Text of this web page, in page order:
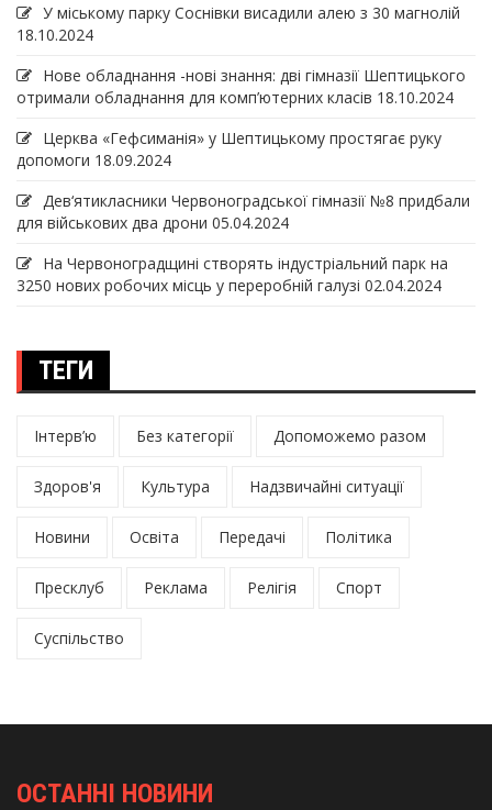
У міському парку Соснівки висадили алею з 30 магнолій
18.10.2024
Нове обладнання -нові знання: дві гімназії Шептицького
отримали обладнання для комп’ютерних класів 18.10.2024
Церква «Гефсиманія» у Шептицькому простягає руку
допомоги 18.09.2024
Дев‘ятикласники Червоноградської гімназії №8 придбали
для військових два дрони 05.04.2024
На Червоноградщині створять індустріальний парк на
3250 нових робочих місць у переробній галузі 02.04.2024
ТЕГИ
Інтерв’ю Без категорії Допоможемо разом
Здоров'я Культура Надзвичайні ситуації
Новини Освіта Передачі Політика
Пресклуб Реклама Релігія Спорт
Суспільство
ОСТАННІ НОВИНИ